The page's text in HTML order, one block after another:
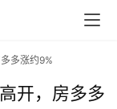
多涨约9%
开，房多多